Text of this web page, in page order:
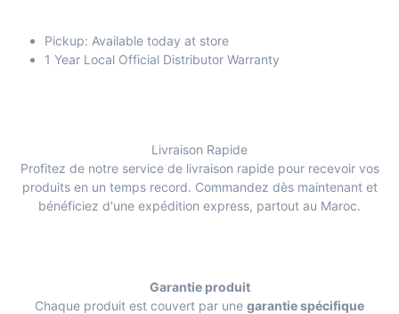
Pickup: Available today at store
1 Year Local Official Distributor Warranty
Livraison Rapide
Profitez de notre service de livraison rapide pour recevoir vos
produits en un temps record. Commandez dès maintenant et
bénéficiez d'une expédition express, partout au Maroc.
Garantie produit
Chaque produit est couvert par une garantie spécifique